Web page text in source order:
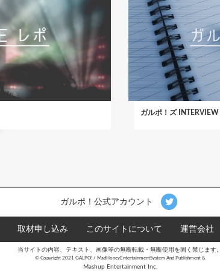
ガルポ！ズ INTERVIEW
ガルポ！公式アカウント
取材申し込み このサイトについて 運営会社
当サイトの内容、テキスト、画像等の無断転載・無断使用を固く禁じます。
©︎ Copyright 2021 GALPO! / MadHoneyEntertainmentSystem And Publishment &
Mashup Entertainment Inc.